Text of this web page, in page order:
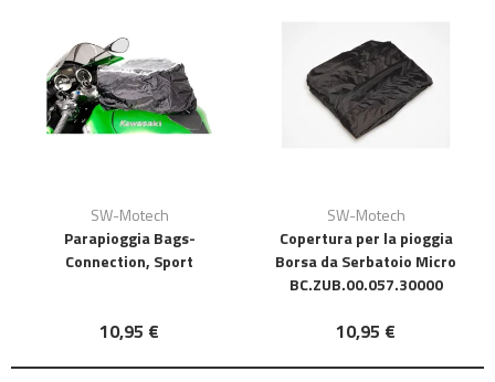
SW-Motech
Parapioggia Bags-
Connection, Sport
10,95 €
SW-Motech
Copertura per la pioggia
Borsa da Serbatoio Micro
BC.ZUB.00.057.30000
10,95 €